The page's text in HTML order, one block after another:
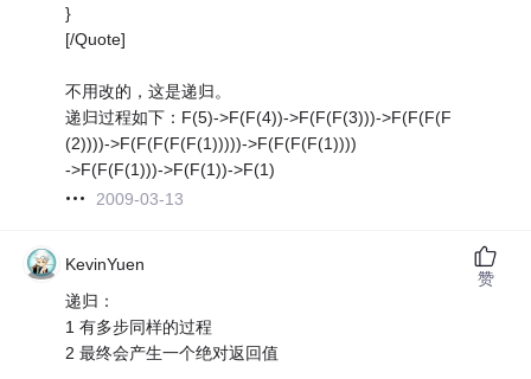
}
[/Quote]
不用改的，这是递归。
递归过程如下：F(5)->F(F(4))->F(F(F(3)))->F(F(F(F
(2))))->F(F(F(F(F(1)))))->F(F(F(F(1))))
->F(F(F(1)))->F(F(1))->F(1)
2009-03-13
KevinYuen
递归：
1 有多步同样的过程
2 最终会产生一个绝对返回值
赞